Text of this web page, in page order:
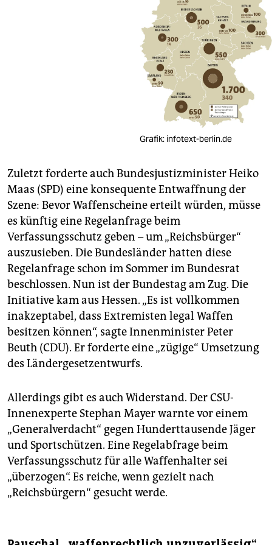
Grafik: infotext-berlin.de
Zuletzt forderte auch Bundesjustizminister Heiko
Maas (SPD) eine konsequente Entwaffnung der
Szene: Bevor Waffenscheine erteilt würden, müsse
es künftig eine Regelanfrage beim
Verfassungsschutz geben – um „Reichsbürger“
auszusieben. Die Bundesländer hatten diese
Regelanfrage schon im Sommer im Bundesrat
beschlossen. Nun ist der Bundestag am Zug. Die
Initiative kam aus Hessen. „Es ist vollkommen
inakzeptabel, dass Extremisten legal Waffen
besitzen können“, sagte Innenminister Peter
Beuth (CDU). Er forderte eine „zügige“ Umsetzung
des Ländergesetzentwurfs.
Allerdings gibt es auch Widerstand. Der CSU-
Innenexperte Stephan Mayer warnte vor einem
„Generalverdacht“ gegen Hunderttausende Jäger
und Sportschützen. Eine Regelabfrage beim
Verfassungsschutz für alle Waffenhalter sei
„überzogen“. Es reiche, wenn gezielt nach
„Reichsbürgern“ gesucht werde.